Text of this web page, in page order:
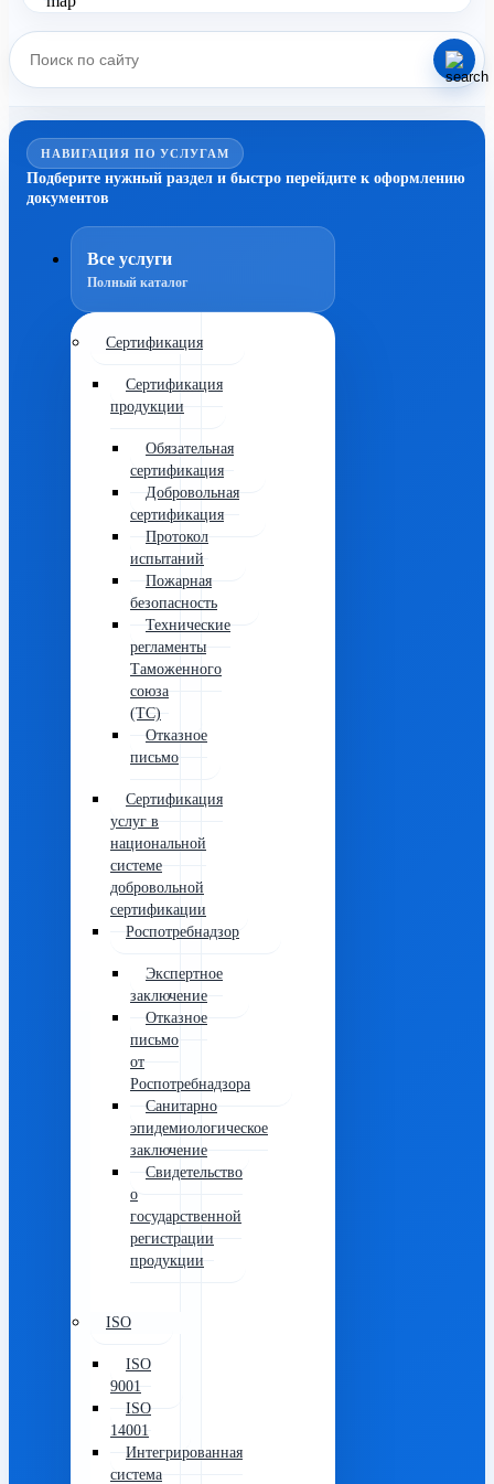
НАВИГАЦИЯ ПО УСЛУГАМ
Подберите нужный раздел и быстро перейдите к оформлению
документов
Все услуги
Полный каталог
Сертификация
Сертификация
продукции
Обязательная
сертификация
Добровольная
сертификация
Протокол
испытаний
Пожарная
безопасность
Технические
регламенты
Таможенного
союза
(ТС)
Отказное
письмо
Сертификация
услуг в
национальной
системе
добровольной
сертификации
Роспотребнадзор
Экспертное
заключение
Отказное
письмо
от
Роспотребнадзора
Санитарно
эпидемиологическое
заключение
Свидетельство
о
государственной
регистрации
продукции
ISO
ISO
9001
ISO
14001
Интегрированная
система